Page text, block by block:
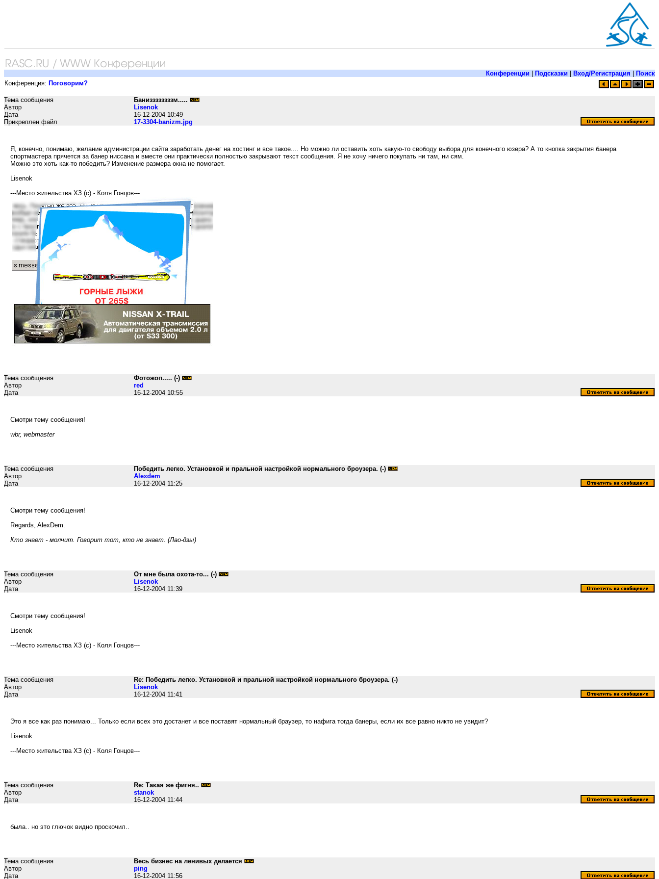
Конференции Подсказки Вход/Регистрация
Поиск
Конференция: Поговорим?
Тема сообщения
Баниззззззззм.....
Автор
Lisenok
Дата
16-12-2004 10:49
Прикреплен файл
17-3304-banizm.jpg
Я, конечно, понимаю, желание администрации сайта заработать денег на хостинг и все такое.... Но можно ли оставить хоть какую-то свободу выбора для конечного юзера? А то кнопка закрытия банера
спортмастера прячется за банер ниссана и вместе они практически полностью закрывают текст сообщения. Я не хочу ничего покупать ни там, ни сям.
Можно это хоть как-то победить? Изменение размера окна не помогает.
Lisenok
---Место жительства ХЗ (с) - Коля Гонцов---
Тема сообщения
Фотожоп..... (-)
Автор
red
Дата
16-12-2004 10:55
Смотри тему сообщения!
wbr, webmaster
Тема сообщения
Победить легко. Установкой и пральной настройкой нормального броузера. (-)
Автор
Alexdem
Дата
16-12-2004 11:25
Смотри тему сообщения!
Regards, AlexDem.
Кто знает - молчит. Говорит тот, кто не знает. (Лао-дзы)
Тема сообщения
От мне была охота-то... (-)
Автор
Lisenok
Дата
16-12-2004 11:39
Смотри тему сообщения!
Lisenok
---Место жительства ХЗ (с) - Коля Гонцов---
Тема сообщения
Re: Победить легко. Установкой и пральной настройкой нормального броузера. (-)
Автор
Lisenok
Дата
16-12-2004 11:41
Это я все как раз понимаю... Только если всех это достанет и все поставят нормальный браузер, то нафига тогда банеры, если их все равно никто не увидит?
Lisenok
---Место жительства ХЗ (с) - Коля Гонцов---
Тема сообщения
Re: Такая же фигня..
Автор
stanok
Дата
16-12-2004 11:44
была.. но это глючок видно проскочил..
Тема сообщения
Весь бизнес на ленивых делается
Автор
ping
Дата
16-12-2004 11:56